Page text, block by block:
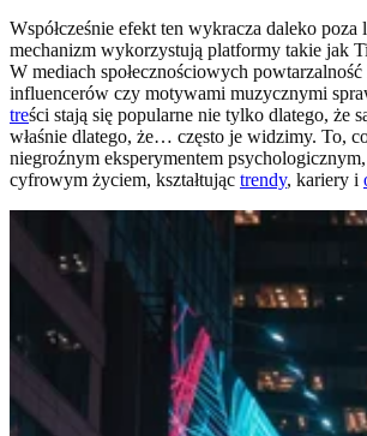
Współcześnie efekt ten wykracza daleko poza
mechanizm wykorzystują platformy takie jak
W mediach społecznościowych
influencerów czy motywami muzycznymi
treści stają się popularne nie tylko dlatego, że
właśnie dlatego, że… często je widzimy. To,
niegroźnym eksperymentem
cyfrowym życiem, kształtując trendy, kariery i